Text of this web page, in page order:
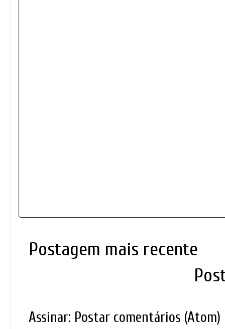
Postagem mais recente
Assinar: Postar comentários (Atom)